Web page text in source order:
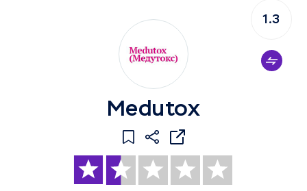
Medutox
1.3